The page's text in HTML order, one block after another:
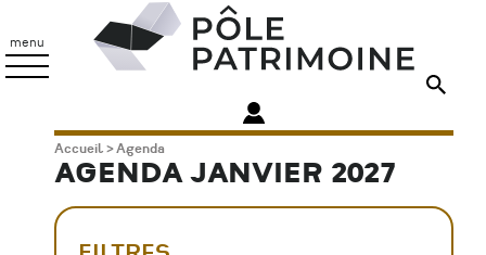
contenu
principal
menu
Patrimoine
Fil
d'Ariane
Accueil Agenda
AGENDA JANVIER 2027